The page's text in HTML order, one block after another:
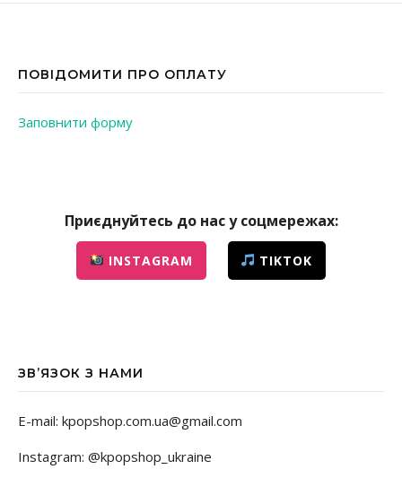
ПОВІДОМИТИ ПРО ОПЛАТУ
Заповнити форму
Приєднуйтесь до нас у соцмережах:
INSTAGRAM TIKTOK
ЗВ’ЯЗОК З НАМИ
E-mail: kpopshop.com.ua@gmail.com
Instagram: @kpopshop_ukraine